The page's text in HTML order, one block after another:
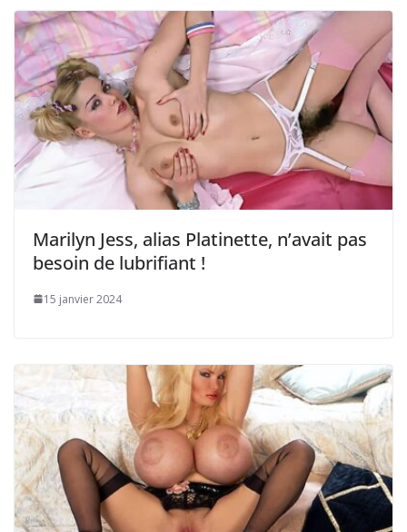
Marilyn Jess, alias Platinette, n’avait pas
besoin de lubrifiant !
15 janvier 2024